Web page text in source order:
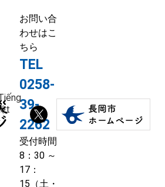
お問い合
わせはこ
ちら
TEL
0258-
39-
2262
受付時間
8：30 ～
17：
15（土・